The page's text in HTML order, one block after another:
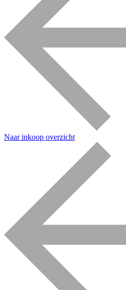
Naar inkoop overzicht